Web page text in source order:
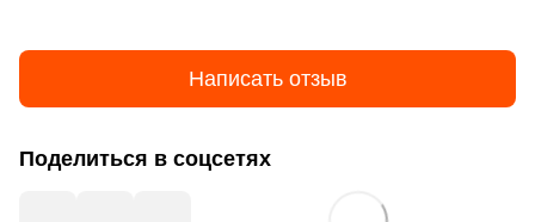
Написать отзыв
Поделиться в соцсетях